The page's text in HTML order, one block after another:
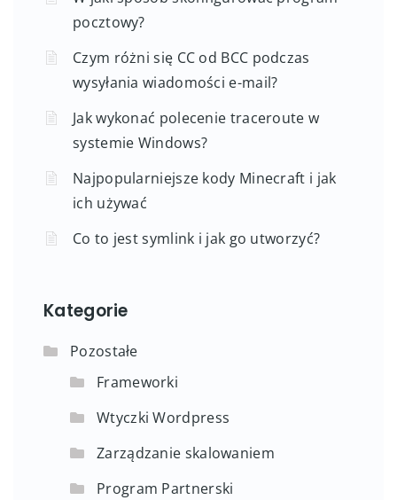
pocztowy?
Czym różni się CC od BCC podczas
wysyłania wiadomości e-mail?
Jak wykonać polecenie traceroute w
systemie Windows?
Najpopularniejsze kody Minecraft i jak
ich używać
Co to jest symlink i jak go utworzyć?
Kategorie
Pozostałe
Frameworki
Wtyczki Wordpress
Zarządzanie skalowaniem
Program Partnerski